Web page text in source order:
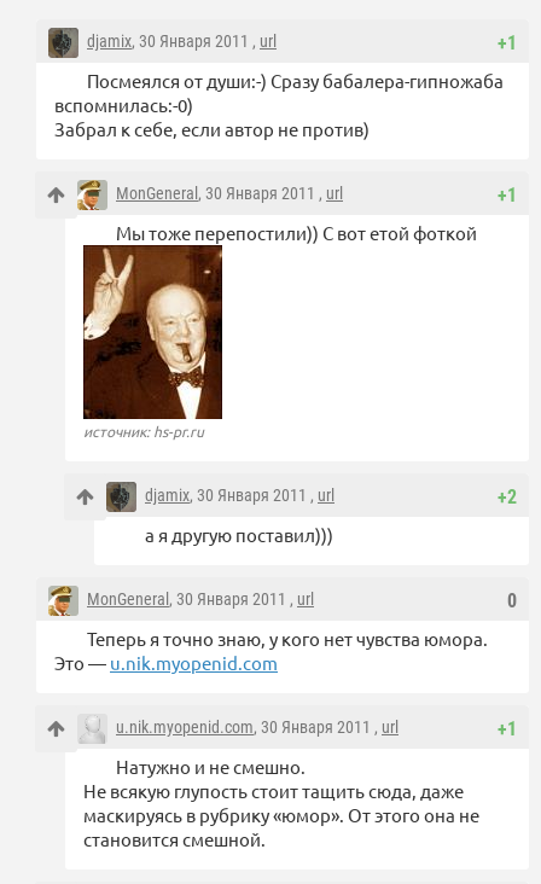
+1
djamix, 30 Января 2011 , url
Посмеялся от души:-) Сразу бабалера-гипножаба
вспомнилась:-0)
Забрал к себе, если автор не против)
+1
MonGeneral , 30 Января 2011 , url
Мы тоже перепостили)) С вот етой фоткой
источник: hs-pr.ru
+2
djamix, 30 Января 2011 , url
а я другую поставил)))
0
MonGeneral , 30 Января 2011 , url
Теперь я точно знаю, у кого нет чувства юмора.
Это — u.nik.myopenid.com
+1
u.nik.myopenid.com, 30 Января 2011 , url
Натужно и не смешно.
Не всякую глупость стоит тащить сюда, даже
маскируясь в рубрику «юмор». От этого она не
становится смешной.